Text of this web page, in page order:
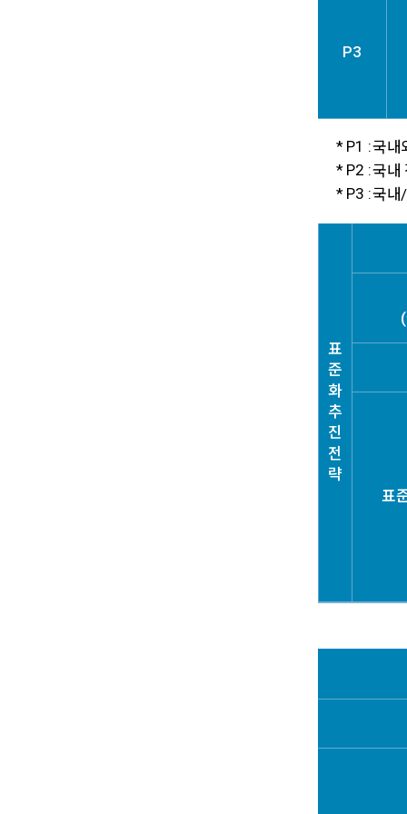
P3
* P1 :국내
* P2 :국내
* P3 :국내
표
준
화
추
진
전
략
표